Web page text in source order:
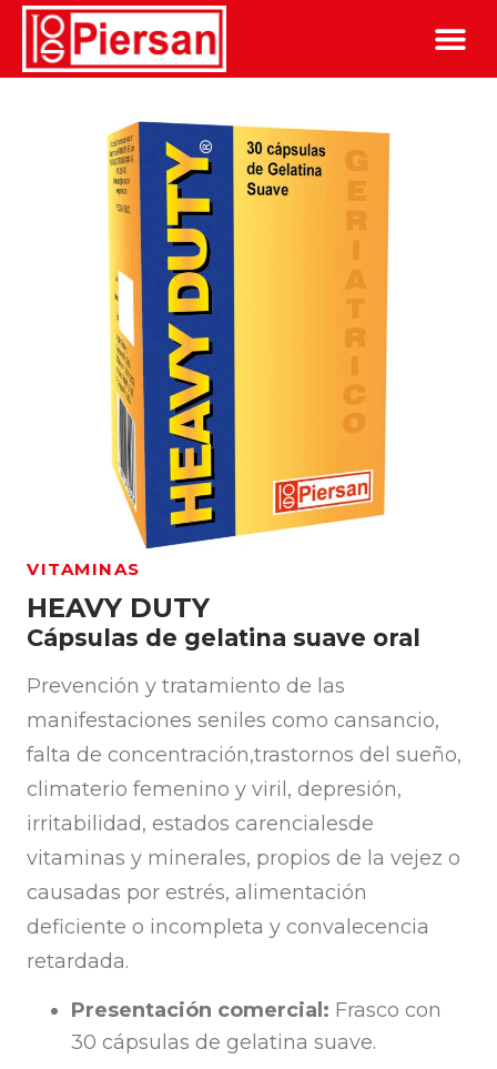
VITAMINAS
HEAVY DUTY
Cápsulas de gelatina suave oral
Prevención y tratamiento de las
manifestaciones seniles como cansancio,
falta de concentración,trastornos del sueño,
climaterio femenino y viril, depresión,
irritabilidad, estados carencialesde
vitaminas y minerales, propios de la vejez o
causadas por estrés, alimentación
deficiente o incompleta y convalecencia
retardada.
Presentación comercial: Frasco con
30 cápsulas de gelatina suave.